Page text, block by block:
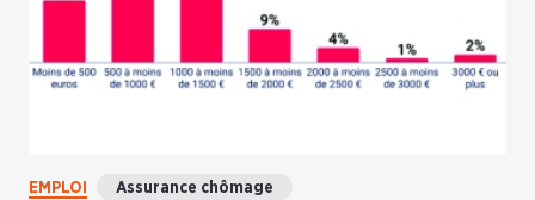
EMPLOI Assurance chômage